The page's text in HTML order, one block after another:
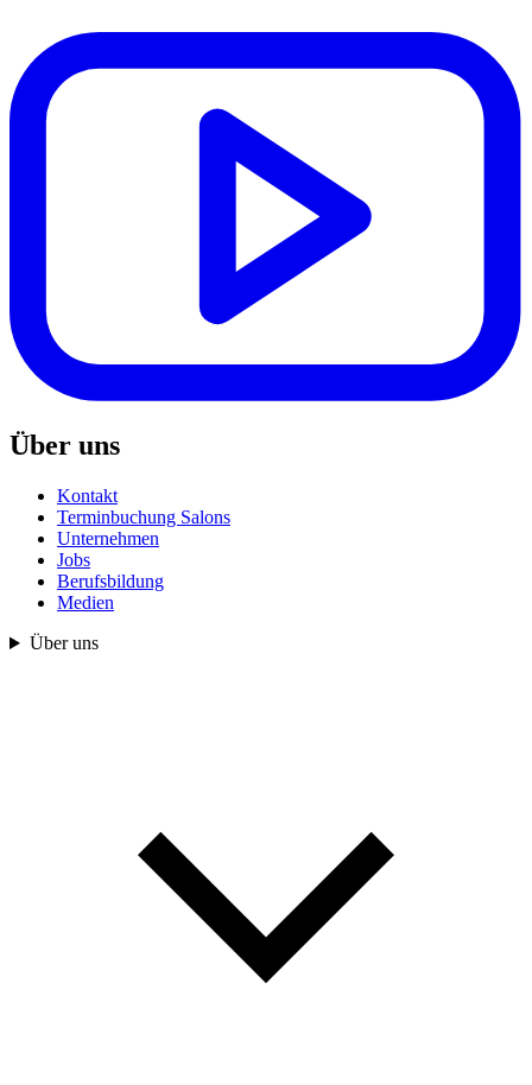
Über uns
Kontakt
Terminbuchung Salons
Unternehmen
Jobs
Berufsbildung
Medien
Über uns